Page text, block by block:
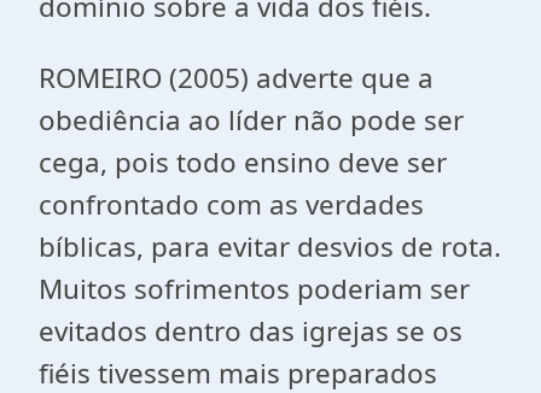
ROMEIRO (2005) adverte que a
obediência ao líder não pode ser
cega, pois todo ensino deve ser
confrontado com as verdades
bíblicas, para evitar desvios de rota.
Muitos sofrimentos poderiam ser
evitados dentro das igrejas se os
fiéis tivessem mais preparados